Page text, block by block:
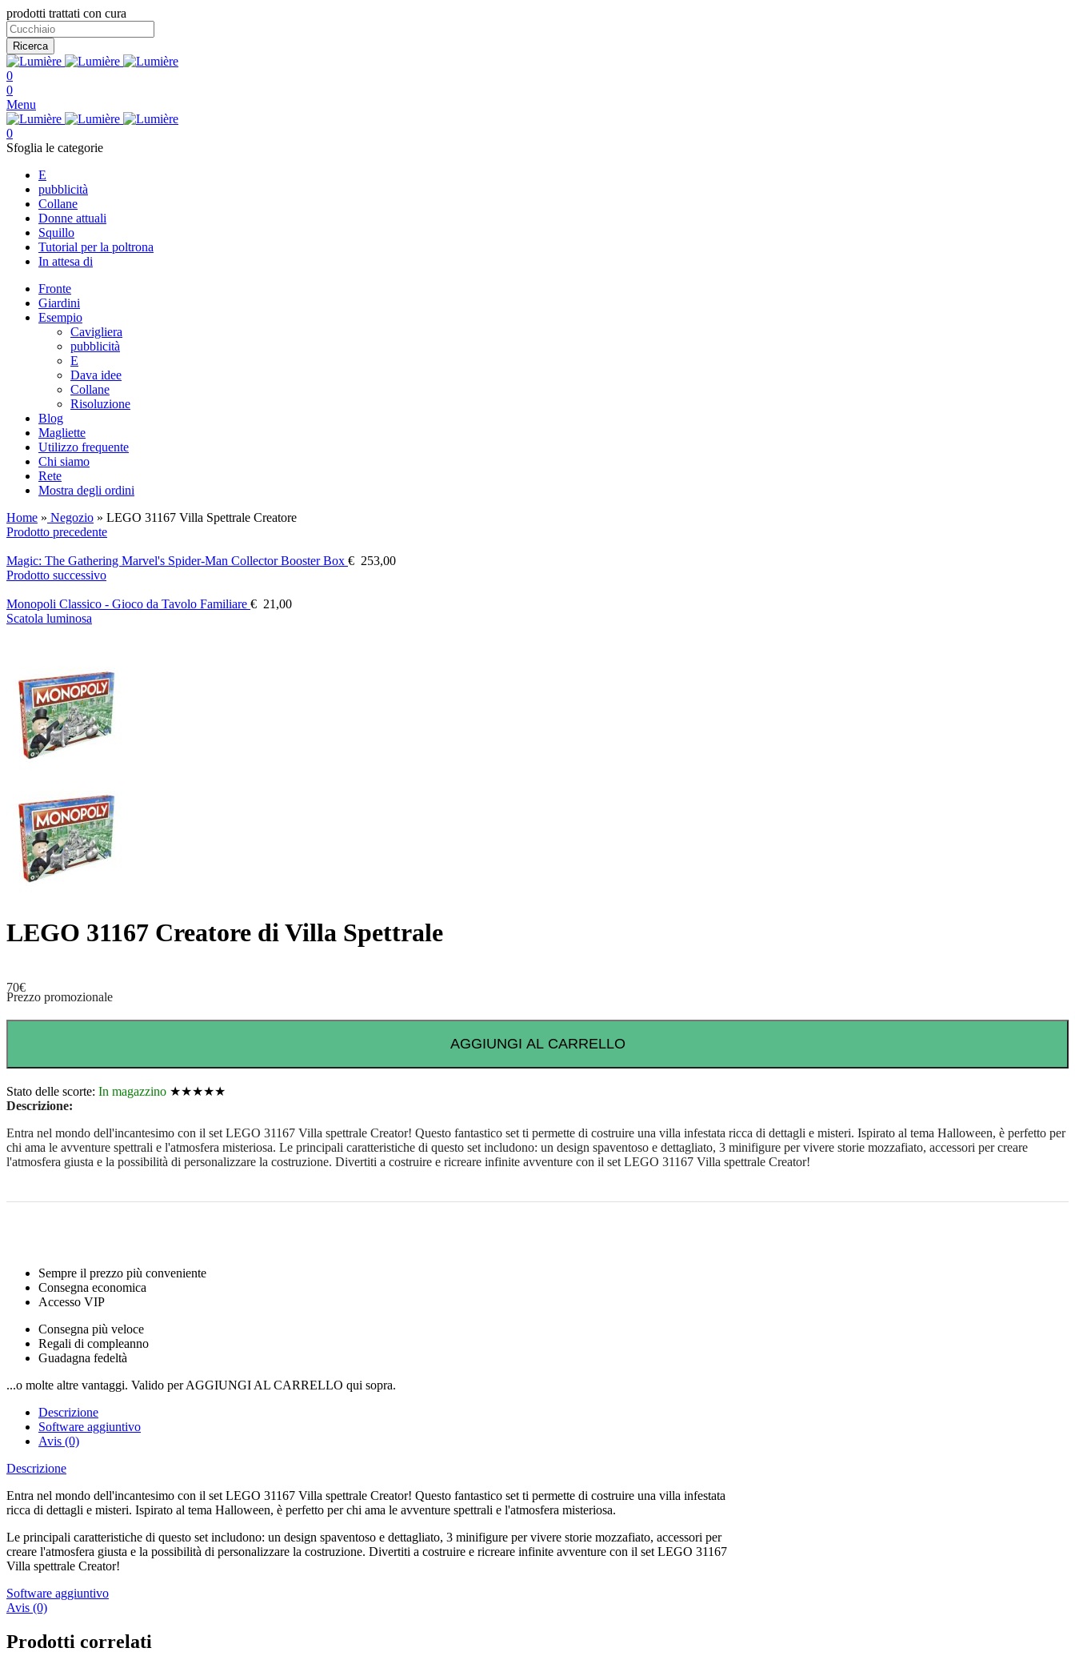
prodotti trattati con cura
Ricerca
0
0
Menu
0
Sfoglia le categorie
E
pubblicità
Collane
Donne attuali
Squillo
Tutorial per la poltrona
In attesa di
Fronte
Giardini
Esempio
Cavigliera
pubblicità
E
Dava idee
Collane
Risoluzione
Blog
Magliette
Utilizzo frequente
Chi siamo
Rete
Mostra degli ordini
Home » Negozio » LEGO 31167 Villa Spettrale Creatore
Prodotto precedente
Magic: The Gathering Marvel's Spider-Man Collector Booster Box € 253,00
Prodotto successivo
Monopoli Classico - Gioco da Tavolo Familiare € 21,00
Scatola luminosa
LEGO 31167 Creatore di Villa Spettrale
70€
Prezzo promozionale
AGGIUNGI AL CARRELLO
Stato delle scorte: In magazzino ★★★★★
Descrizione:
Entra nel mondo dell'incantesimo con il set LEGO 31167 Villa spettrale Creator! Questo fantastico set ti permette di costruire una villa infestata ricca di dettagli e misteri. Ispirato al tema Halloween, è perfetto per
chi ama le avventure spettrali e l'atmosfera misteriosa. Le principali caratteristiche di questo set includono: un design spaventoso e dettagliato, 3 minifigure per vivere storie mozzafiato, accessori per creare
l'atmosfera giusta e la possibilità di personalizzare la costruzione. Divertiti a costruire e ricreare infinite avventure con il set LEGO 31167 Villa spettrale Creator!
Sempre il prezzo più conveniente
Consegna economica
Accesso VIP
Consegna più veloce
Regali di compleanno
Guadagna fedeltà
...o molte altre vantaggi. Valido per AGGIUNGI AL CARRELLO qui sopra.
Descrizione
Software aggiuntivo
Avis (0)
Descrizione
Entra nel mondo dell'incantesimo con il set LEGO 31167 Villa spettrale Creator! Questo fantastico set ti permette di costruire una villa infestata
ricca di dettagli e misteri. Ispirato al tema Halloween, è perfetto per chi ama le avventure spettrali e l'atmosfera misteriosa.
Le principali caratteristiche di questo set includono: un design spaventoso e dettagliato, 3 minifigure per vivere storie mozzafiato, accessori per
creare l'atmosfera giusta e la possibilità di personalizzare la costruzione. Divertiti a costruire e ricreare infinite avventure con il set LEGO 31167
Villa spettrale Creator!
Software aggiuntivo
Avis (0)
Prodotti correlati